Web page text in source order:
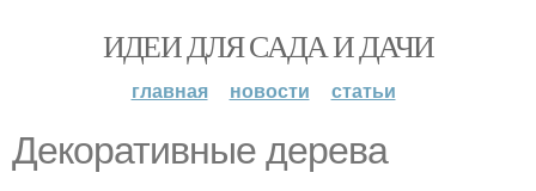
ИДЕИ ДЛЯ САДА И ДАЧИ
главная новости статьи
Декоративные дерева